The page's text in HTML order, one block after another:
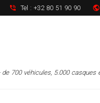
Tel : +32 80 51 90 90
700 véhicules, 5.000